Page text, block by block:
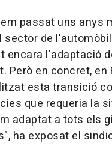
passat uns anys
sector de
encara l'adaptació
Però en concret, en
esta transició
que requeria la
adaptat a tots els
ha exposat el